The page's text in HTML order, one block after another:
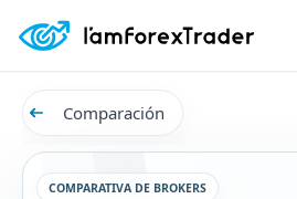
Comparación
COMPARATIVA DE BROKERS